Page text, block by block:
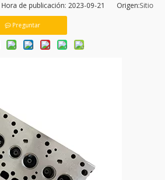
de publicación: 2023-09-21 Origen:Sitio
Preguntar